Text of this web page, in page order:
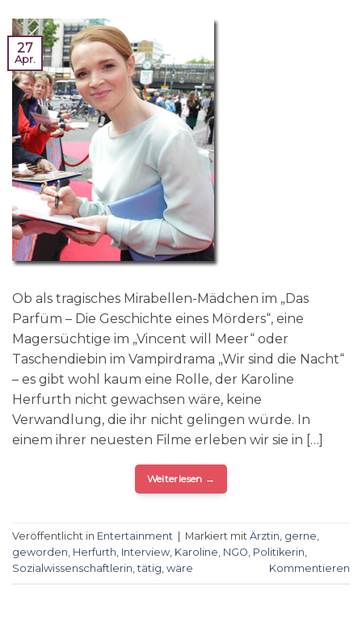
27
Apr.
Ob als tragisches Mirabellen-Mädchen im „Das
Parfüm – Die Geschichte eines Mörders“, eine
Magersüchtige im „Vincent will Meer“ oder
Taschendiebin im Vampirdrama „Wir sind die Nacht“
– es gibt wohl kaum eine Rolle, der Karoline
Herfurth nicht gewachsen wäre, keine
Verwandlung, die ihr nicht gelingen würde. In
einem ihrer neuesten Filme erleben wir sie in […]
Weiterlesen →
Veröffentlicht in Entertainment Markiert mit Ärztin gerne
geworden Herfurth Interview Karoline NGO Politikerin
Sozialwissenschaftlerin ,tätig wäre Kommentieren